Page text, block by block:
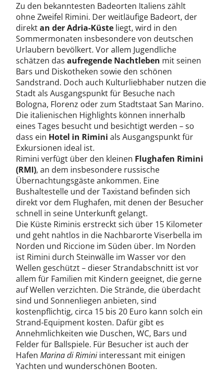
Zu den bekanntesten Badeorten Italiens zählt
ohne Zweifel Rimini. Der weitläufige Badeort, der
direktan der Adria-Küste liegt, wird in den
Sommermonaten insbesondere von deutschen
Urlaubern bevölkert. Vor allem Jugendliche
schätzen das aufregende Nachtleben mit seinen
Bars und Diskotheken sowie den schönen
Sandstrand. Doch auch Kulturliebhaber nutzen die
Stadt als Ausgangspunkt für Besuche nach
Bologna, Florenz oder zum Stadtstaat San Marino.
Die italienischen Highlights können innerhalb
eines Tages besucht und besichtigt werden – so
dass ein Hotel in Rimini als Ausgangspunkt für
Exkursionen ideal ist.
Rimini verfügt über den kleinen Flughafen Rimini
(RMI), an dem insbesondere russische
Übernachtungsgäste ankommen. Eine
Bushaltestelle und der Taxistand befinden sich
direkt vor dem Flughafen, mit denen der Besucher
schnell in seine Unterkunft gelangt.
Die Küste Riminis erstreckt sich über 15 Kilometer
und geht nahtlos in die Nachbarorte Viserbella im
Norden und Riccione im Süden über. Im Norden
ist Rimini durch Steinwälle im Wasser vor den
Wellen geschützt – dieser Strandabschnitt ist vor
allem für Familien mit Kindern geeignet, die gerne
auf Wellen verzichten. Die Strände, die überdacht
sind und Sonnenliegen anbieten, sind
kostenpflichtig, circa 15 bis 20 Euro kann solch ein
Strand-Equipment kosten. Dafür gibt es
Annehmlichkeiten wie Duschen, WC, Bars und
Felder für Ballspiele. Für Besucher ist auch der
Hafen Marina di Rimini interessant mit einigen
Yachten und wunderschönen Booten.